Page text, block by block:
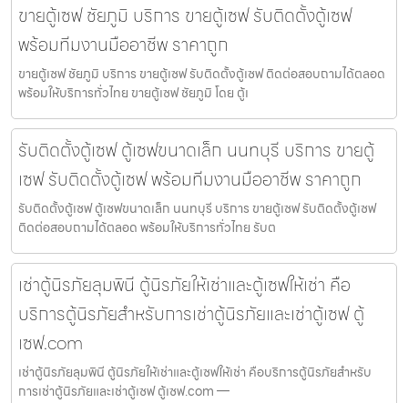
ขายตู้เซฟ ชัยภูมิ บริการ ขายตู้เซฟ รับติดตั้งตู้เซฟ
พร้อมทีมงานมืออาชีพ ราคาถูก
ขายตู้เซฟ ชัยภูมิ บริการ ขายตู้เซฟ รับติดตั้งตู้เซฟ ติดต่อสอบถามได้ตลอด
พร้อมให้บริการทั่วไทย ขายตู้เซฟ ชัยภูมิ โดย ตู้เ
รับติดตั้งตู้เซฟ ตู้เซฟขนาดเล็ก นนทบุรี บริการ ขายตู้
เซฟ รับติดตั้งตู้เซฟ พร้อมทีมงานมืออาชีพ ราคาถูก
รับติดตั้งตู้เซฟ ตู้เซฟขนาดเล็ก นนทบุรี บริการ ขายตู้เซฟ รับติดตั้งตู้เซฟ
ติดต่อสอบถามได้ตลอด พร้อมให้บริการทั่วไทย รับต
เช่าตู้นิรภัยลุมพินี ตู้นิรภัยให้เช่าและตู้เซฟให้เช่า คือ
บริการตู้นิรภัยสำหรับการเช่าตู้นิรภัยและเช่าตู้เซฟ ตู้
เซฟ.com
เช่าตู้นิรภัยลุมพินี ตู้นิรภัยให้เช่าและตู้เซฟให้เช่า คือบริการตู้นิรภัยสำหรับ
การเช่าตู้นิรภัยและเช่าตู้เซฟ ตู้เซฟ.com —